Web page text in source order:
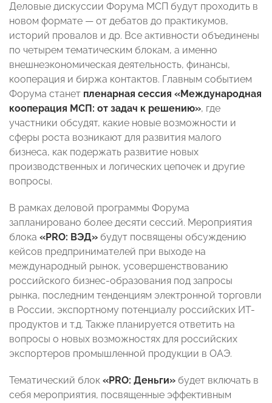
Деловые дискуссии Форума МСП будут проходить в
новом формате — от дебатов до практикумов,
историй провалов и др. Все активности объединены
по четырем тематическим блокам, а именно
внешнеэкономическая деятельность, финансы,
кооперация и биржа контактов. Главным событием
Форума станет пленарная сессия «Международная
кооперация МСП: от задач к решению», где
участники обсудят, какие новые возможности и
сферы роста возникают для развития малого
бизнеса, как подержать развитие новых
производственных и логических цепочек и другие
вопросы.
В рамках деловой программы Форума
запланировано более десяти сессий. Мероприятия
блока «PRO: ВЭД» будут посвящены обсуждению
кейсов предпринимателей при выходе на
международный рынок, усовершенствованию
российского бизнес-образования под запросы
рынка, последним тенденциям электронной торговли
в России, экспортному потенциалу российских ИТ-
продуктов и т.д. Также планируется ответить на
вопросы о новых возможностях для российских
экспортеров промышленной продукции в ОАЭ.
Тематический блок «PRO: Деньги» будет включать в
себя мероприятия, посвященные эффективным